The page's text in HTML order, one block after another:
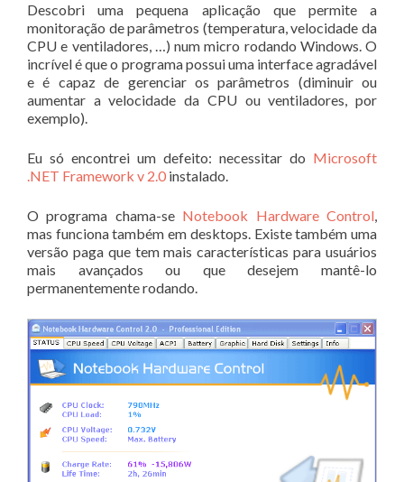
Descobri uma pequena aplicação que permite a
monitoração de parâmetros (temperatura, velocidade da
CPU e ventiladores, …) num micro rodando Windows. O
incrível é que o programa possui uma interface agradável
e é capaz de gerenciar os parâmetros (diminuir ou
aumentar a velocidade da CPU ou ventiladores, por
exemplo).
Eu só encontrei um defeito: necessitar do Microsoft
.NET Framework v 2.0 instalado.
O programa chama-se Notebook Hardware Control,
mas funciona também em desktops. Existe também uma
versão paga que tem mais características para usuários
mais avançados ou que desejem mantê-lo
permanentemente rodando.